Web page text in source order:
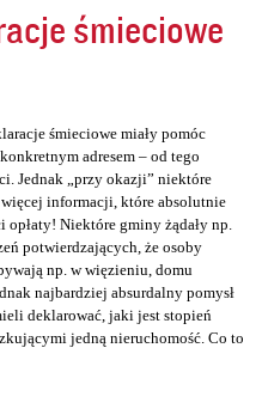
śmieciowe
śmieciowe miały pomóc
adresem – od tego
Jednak „przy okazji” niektóre
informacji, które absolutnie
opłaty! Niektóre gminy żądały np.
potwierdzających, że osoby
np. w więzieniu, domu
najbardziej absurdalny pomysł
deklarować, jaki jest stopień
jedną nieruchomość. Co to